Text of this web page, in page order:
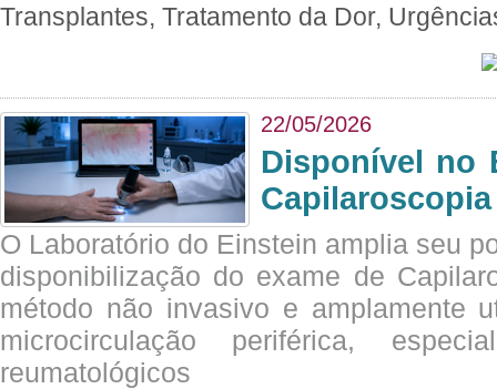
Transplantes, Tratamento da Dor,
22/05/2026
Disponível no
O Laboratório do Einstein amplia seu
disponibilização do exame de
método não invasivo e amplamente
microcirculação periférica,
reumatológicos